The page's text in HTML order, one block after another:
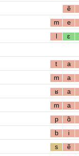
ẽ
m e
l ɛ
t a
m a
ʁ a
m a
p ɑ̃
b i
s ẽ